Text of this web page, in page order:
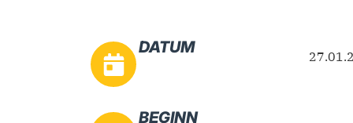
DATUM
BEGINN